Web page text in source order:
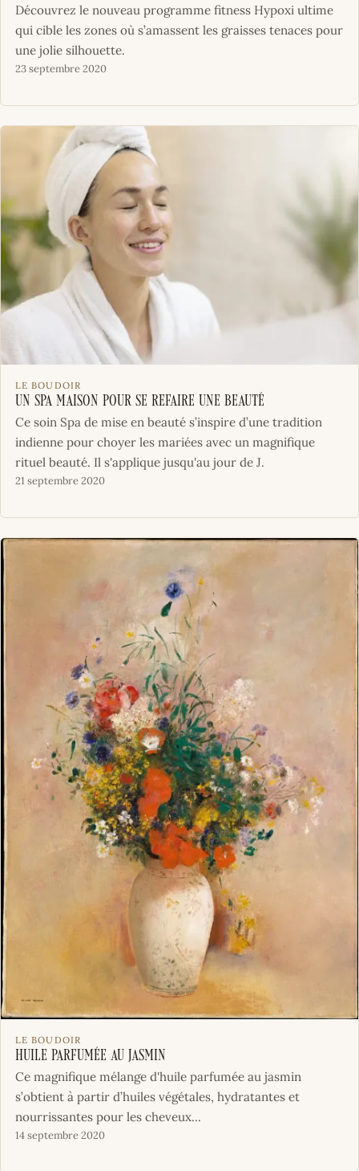
Découvrez le nouveau programme fitness Hypoxi ultime
qui cible les zones où s’amassent les graisses tenaces pour
une jolie silhouette.
23 septembre 2020
LE BOUDOIR
Un Spa maison pour se refaire une beauté
Ce soin Spa de mise en beauté s’inspire d’une tradition
indienne pour choyer les mariées avec un magnifique
rituel beauté. Il s'applique jusqu'au jour de J.
21 septembre 2020
LE BOUDOIR
Huile parfumée au jasmin
Ce magnifique mélange d'huile parfumée au jasmin
s’obtient à partir d’huiles végétales, hydratantes et
nourrissantes pour les cheveux...
14 septembre 2020